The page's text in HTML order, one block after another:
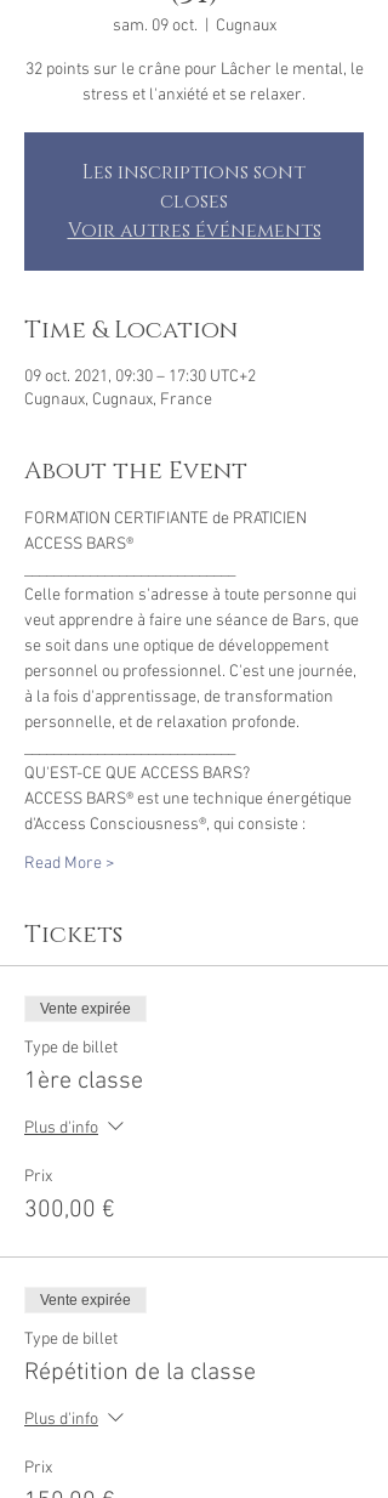
sam. 09 oct. Cugnaux
32 points sur le crâne pour Lâcher le mental, le
stress et l'anxiété et se relaxer.
Les inscriptions sont
closes
Voir autres événements
Time & Location
09 oct. 2021, 09:30 – 17:30 UTC+2
Cugnaux, Cugnaux, France
About the Event
FORMATION CERTIFIANTE de PRATICIEN
ACCESS BARS®
Celle formation s'adresse à toute personne qui
veut apprendre à faire une séance de Bars, que
se soit dans une optique de développement
personnel ou professionnel. C'est une journée,
à la fois d'apprentissage, de transformation
personnelle, et de relaxation profonde.
QU'EST-CE QUE ACCESS BARS?
ACCESS BARS® est une technique énergétique
d'Access Consciousness®, qui consiste :
Read More >
Tickets
Vente expirée
Type de billet
1ère classe
Plus d'info
Prix
300,00 €
Vente expirée
Type de billet
Répétition de la classe
Plus d'info
Prix